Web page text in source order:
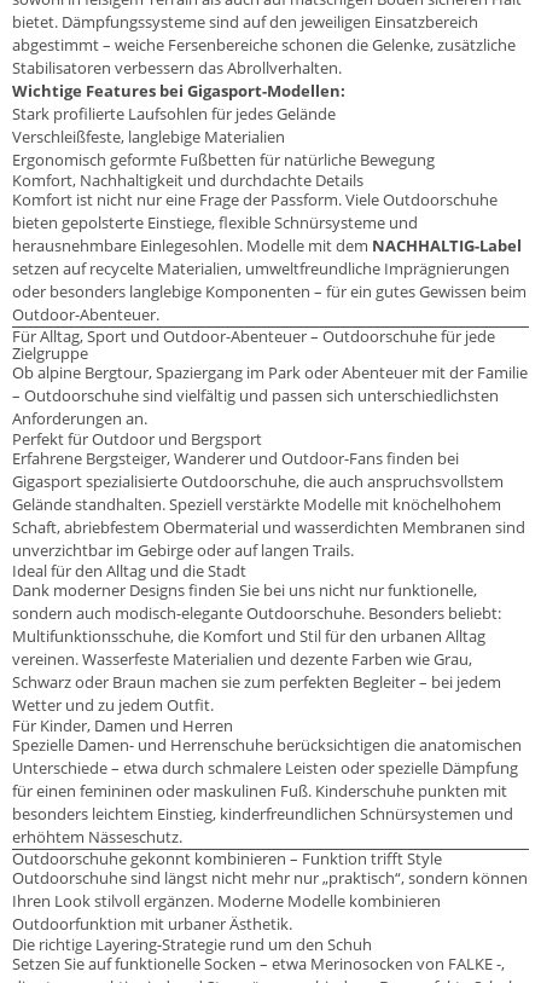
bietet. Dämpfungssysteme sind auf den jeweiligen Einsatzbereich
abgestimmt – weiche Fersenbereiche schonen die Gelenke, zusätzliche
Stabilisatoren verbessern das Abrollverhalten.
Wichtige Features bei Gigasport-Modellen:
Stark profilierte Laufsohlen für jedes Gelände
Verschleißfeste, langlebige Materialien
Ergonomisch geformte Fußbetten für natürliche Bewegung
Komfort, Nachhaltigkeit und durchdachte Details
Komfort ist nicht nur eine Frage der Passform. Viele Outdoorschuhe
bieten gepolsterte Einstiege, flexible Schnürsysteme und
herausnehmbare Einlegesohlen. Modelle mit dem NACHHALTIG-Label
setzen auf recycelte Materialien, umweltfreundliche Imprägnierungen
oder besonders langlebige Komponenten – für ein gutes Gewissen beim
Outdoor-Abenteuer.
Für Alltag, Sport und Outdoor-Abenteuer – Outdoorschuhe für jede
Zielgruppe
Ob alpine Bergtour, Spaziergang im Park oder Abenteuer mit der Familie
– Outdoorschuhe sind vielfältig und passen sich unterschiedlichsten
Anforderungen an.
Perfekt für Outdoor und Bergsport
Erfahrene Bergsteiger, Wanderer und Outdoor-Fans finden bei
Gigasport spezialisierte Outdoorschuhe, die auch anspruchsvollstem
Gelände standhalten. Speziell verstärkte Modelle mit knöchelhohem
Schaft, abriebfestem Obermaterial und wasserdichten Membranen sind
unverzichtbar im Gebirge oder auf langen Trails.
Ideal für den Alltag und die Stadt
Dank moderner Designs finden Sie bei uns nicht nur funktionelle,
sondern auch modisch-elegante Outdoorschuhe. Besonders beliebt:
Multifunktionsschuhe, die Komfort und Stil für den urbanen Alltag
vereinen. Wasserfeste Materialien und dezente Farben wie Grau,
Schwarz oder Braun machen sie zum perfekten Begleiter – bei jedem
Wetter und zu jedem Outfit.
Für Kinder, Damen und Herren
Spezielle Damen- und Herrenschuhe berücksichtigen die anatomischen
Unterschiede – etwa durch schmalere Leisten oder spezielle Dämpfung
für einen femininen oder maskulinen Fuß. Kinderschuhe punkten mit
besonders leichtem Einstieg, kinderfreundlichen Schnürsystemen und
erhöhtem Nässeschutz.
Outdoorschuhe gekonnt kombinieren – Funktion trifft Style
Outdoorschuhe sind längst nicht mehr nur „praktisch“, sondern können
Ihren Look stilvoll ergänzen. Moderne Modelle kombinieren
Outdoorfunktion mit urbaner Ästhetik.
Die richtige Layering-Strategie rund um den Schuh
Setzen Sie auf funktionelle Socken – etwa Merinosocken von FALKE -,